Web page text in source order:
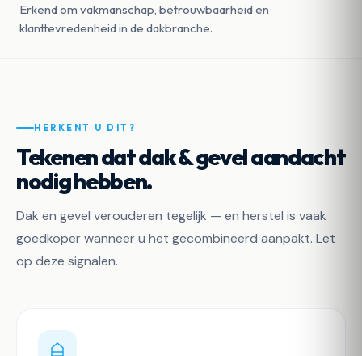
Erkend om vakmanschap, betrouwbaarheid en
klanttevredenheid in de dakbranche.
HERKENT U DIT?
Tekenen dat dak & gevel aandacht
nodig hebben.
Dak en gevel verouderen tegelijk — en herstel is vaak
goedkoper wanneer u het gecombineerd aanpakt. Let
op deze signalen.